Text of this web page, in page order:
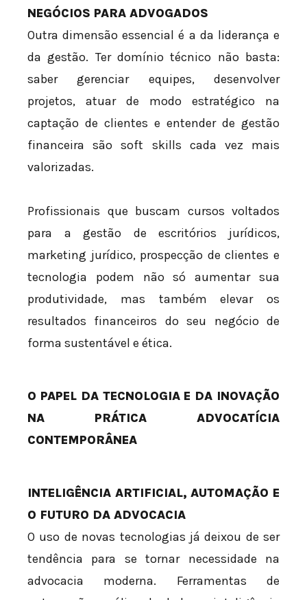
NEGÓCIOS PARA ADVOGADOS
Outra dimensão essencial é a da liderança e
da gestão. Ter domínio técnico não basta:
saber gerenciar equipes, desenvolver
projetos, atuar de modo estratégico na
captação de clientes e entender de gestão
financeira são soft skills cada vez mais
valorizadas.
Profissionais que buscam cursos voltados
para a gestão de escritórios jurídicos,
marketing jurídico, prospecção de clientes e
tecnologia podem não só aumentar sua
produtividade, mas também elevar os
resultados financeiros do seu negócio de
forma sustentável e ética.
O PAPEL DA TECNOLOGIA E DA INOVAÇÃO
NA PRÁTICA ADVOCATÍCIA
CONTEMPORÂNEA
INTELIGÊNCIA ARTIFICIAL, AUTOMAÇÃO E
O FUTURO DA ADVOCACIA
O uso de novas tecnologias já deixou de ser
tendência para se tornar necessidade na
advocacia moderna. Ferramentas de